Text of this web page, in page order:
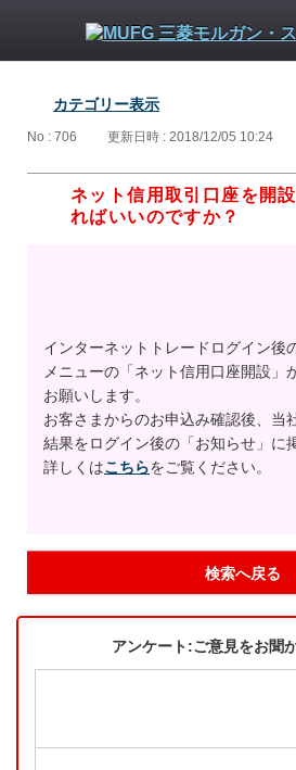
カテゴリー表示
No : 706 更新日時 : 2018/12/05 10:24
ネット信用取引口座を開
ればいいのですか？
インターネットトレードログイン後
メニューの「ネット信用口座開設」
お願いします。
お客さまからのお申込み確認後、当
結果をログイン後の「お知らせ」に
詳しくはこちらをご覧ください。
検索へ戻る
アンケート:ご意見をお聞